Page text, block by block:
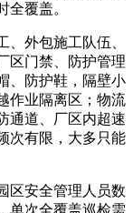
全覆盖。
、外包施工队伍、
区门禁、防护管理
、防护鞋，隔壁小
作业隔离区；物流
通道、厂区内超速
次有限，大多只能
区安全管理人员数